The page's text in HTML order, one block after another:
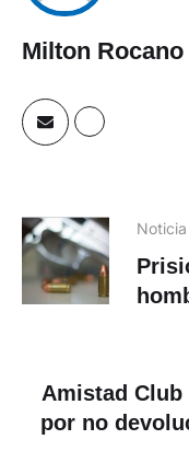
Milton Rocano
Amistad Club
por no